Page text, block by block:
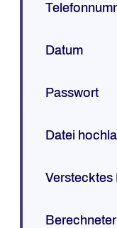
Datum
Passwort
Datei
Verstecktes